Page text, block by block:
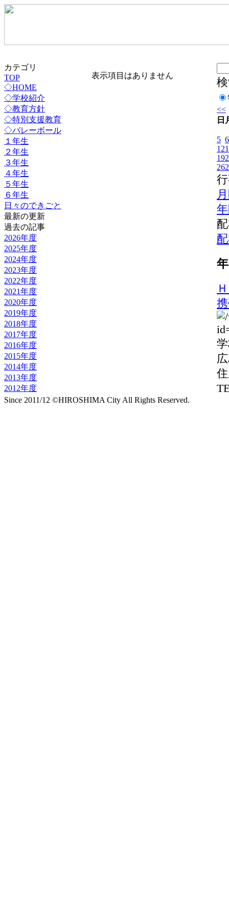
カテゴリ
TOP
◇HOME
◇学校紹介
◇教育方針
◇特別支援教育
◇バレーボール
１年生
２年生
３年生
４年生
５年生
６年生
日々のできごと
最新の更新
過去の記事
2026年度
2025年度
2024年度
2023年度
2022年度
2021年度
2020年度
2019年度
2018年度
2017年度
2016年度
2015年度
2014年度
2013年度
2012年度
表示項目はありません
<<
日
5 6
12
19
26
Since 2011/12 ©HIROSHIMA City All Rights Reserved.